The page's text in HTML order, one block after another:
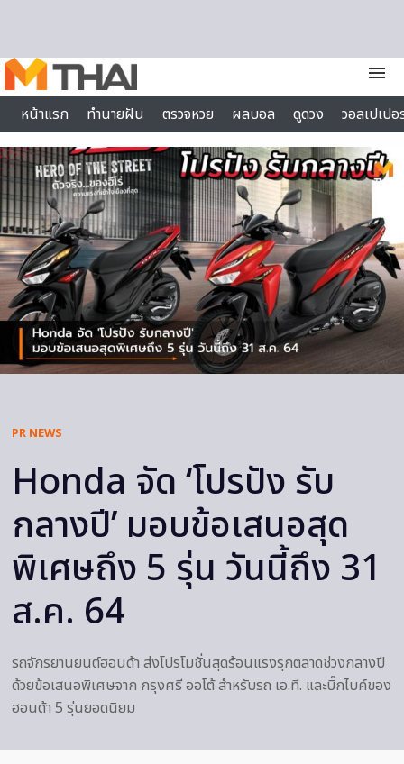
menu
หน้าแรก
ทำนายฝัน ตรวจหวย ผลบอล ดูดวง
วอลเปเป
ไลฟ์สไตล์
PR NEWS
Honda จัด ‘โปรปัง รับ
กลางปี’ มอบข้อเสนอสุด
พิเศษถึง 5 รุ่น วันนี้ถึง 31
ส.ค. 64
รถจักรยานยนต์ฮอนด้า ส่งโปรโมชั่นสุดร้อนแรงรุกตลาดช่วงกลางปี
ด้วยข้อเสนอพิเศษจาก กรุงศรี ออโต้ สำหรับรถ เอ.ที. และบิ๊กไบค์ของ
ฮอนด้า 5 รุ่นยอดนิยม